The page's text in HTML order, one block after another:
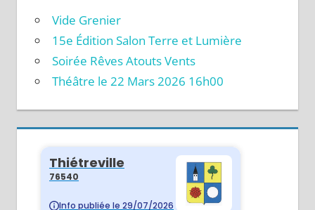
Vide Grenier
15e Édition Salon Terre et Lumière
Soirée Rêves Atouts Vents
Théâtre le 22 Mars 2026 16h00